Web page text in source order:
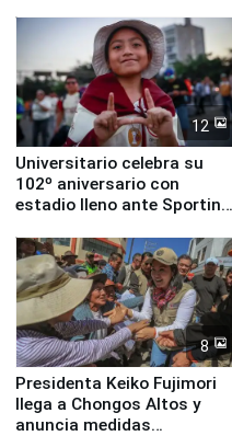
12
Universitario celebra su
102º aniversario con
estadio lleno ante Sporting
8
Presidenta Keiko Fujimori
llega a Chongos Altos y
anuncia medidas